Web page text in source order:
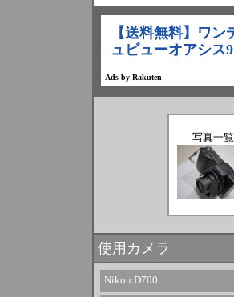
写真一覧
使用カメラ
Nikon D700